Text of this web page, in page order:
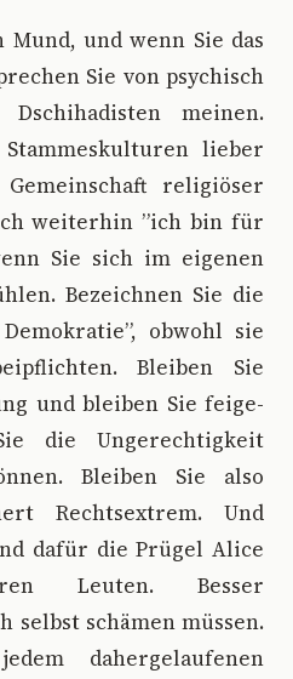
Mund, und wenn Sie das
Sie von psychisch
meinen.
lieber
religiöser
weiterhin ”ich bin für
Sie sich im eigenen
Bezeichnen Sie die
obwohl sie
Bleiben Sie
und bleiben Sie feige-
die Ungerechtigkeit
Bleiben Sie also
Rechtsextrem. Und
dafür die Prügel Alice
Leuten. Besser
selbst schämen müssen.
dahergelaufenen